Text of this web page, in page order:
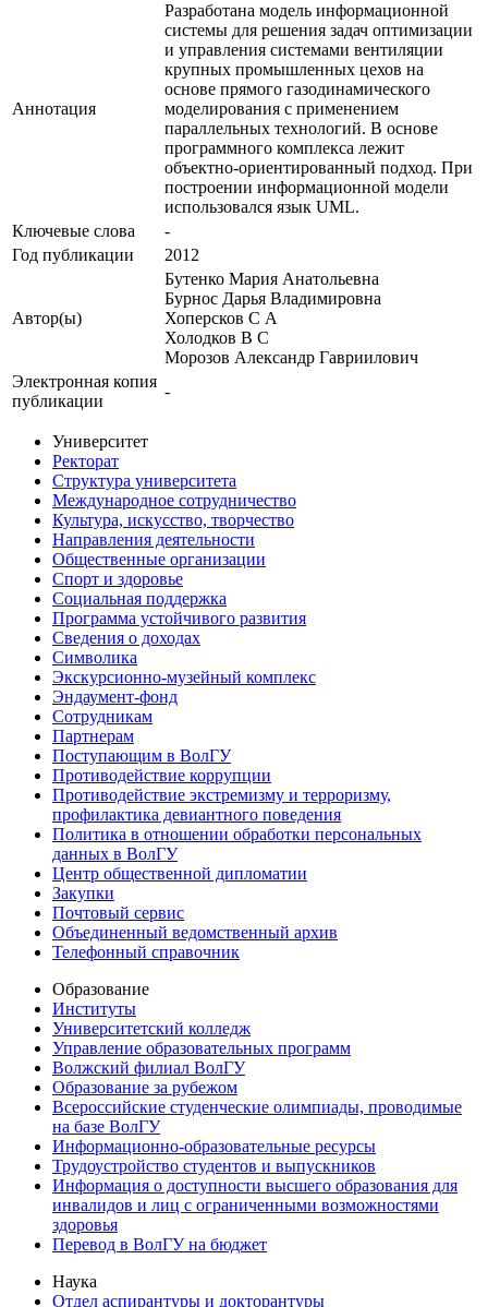
Аннотация
Разработана модель информационной
системы для решения задач оптимизации
и управления системами вентиляции
крупных промышленных цехов на
основе прямого газодинамического
моделирования с применением
параллельных технологий. В основе
программного комплекса лежит
объектно-ориентированный подход. При
построении информационной модели
использовался язык UML.
Ключевые cлова
-
Год публикации
2012
Автор(ы)
Бутенко Мария Анатольевна
Бурнос Дарья Владимировна
Хоперсков С А
Холодков В С
Морозов Александр Гавриилович
Электронная копия
публикации
-
Университет
Ректорат
Структура университета
Международное сотрудничество
Культура, искусство, творчество
Направления деятельности
Общественные организации
Спорт и здоровье
Социальная поддержка
Программа устойчивого развития
Сведения о доходах
Символика
Экскурсионно-музейный комплекс
Эндаумент-фонд
Сотрудникам
Партнерам
Поступающим в ВолГУ
Противодействие коррупции
Противодействие экстремизму и терроризму,
профилактика девиантного поведения
Политика в отношении обработки персональных
данных в ВолГУ
Центр общественной дипломатии
Закупки
Почтовый сервис
Объединенный ведомственный архив
Телефонный справочник
Образование
Институты
Университетский колледж
Управление образовательных программ
Волжский филиал ВолГУ
Образование за рубежом
Всероссийские студенческие олимпиады, проводимые
на базе ВолГУ
Информационно-образовательные ресурсы
Трудоустройство студентов и выпускников
Информация о доступности высшего образования для
инвалидов и лиц с ограниченными возможностями
здоровья
Перевод в ВолГУ на бюджет
Наука
Отдел аспирантуры и докторантуры